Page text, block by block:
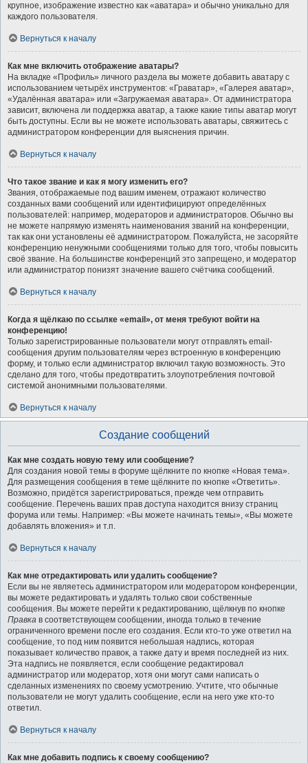
крупное, изображение известно как «аватара» и обычно уникально для
каждого пользователя.
Вернуться к началу
Как мне включить отображение аватары?
На вкладке «Профиль» личного раздела вы можете добавить аватару с
использованием четырёх инструментов: «Граватар», «Галерея аватар»,
«Удалённая аватара» или «Загружаемая аватара». От администратора
зависит, включена ли поддержка аватар, а также какие типы аватар могут
быть доступны. Если вы не можете использовать аватары, свяжитесь с
администратором конференции для выяснения причин.
Вернуться к началу
Что такое звание и как я могу изменить его?
Звания, отображаемые под вашим именем, отражают количество
созданных вами сообщений или идентифицируют определённых
пользователей: например, модераторов и администраторов. Обычно вы
не можете напрямую изменять наименования званий на конференции,
так как они установлены её администратором. Пожалуйста, не засоряйте
конференцию ненужными сообщениями только для того, чтобы повысить
своё звание. На большинстве конференций это запрещено, и модератор
или администратор понизят значение вашего счётчика сообщений.
Вернуться к началу
Когда я щёлкаю по ссылке «email», от меня требуют войти на
конференцию!
Только зарегистрированные пользователи могут отправлять email-
сообщения другим пользователям через встроенную в конференцию
форму, и только если администратор включил такую возможность. Это
сделано для того, чтобы предотвратить злоупотребления почтовой
системой анонимными пользователями.
Вернуться к началу
Создание сообщений
Как мне создать новую тему или сообщение?
Для создания новой темы в форуме щёлкните по кнопке «Новая тема».
Для размещения сообщения в теме щёлкните по кнопке «Ответить».
Возможно, придётся зарегистрироваться, прежде чем отправить
сообщение. Перечень ваших прав доступа находится внизу страниц
форума или темы. Например: «Вы можете начинать темы», «Вы можете
добавлять вложения» и т.п.
Вернуться к началу
Как мне отредактировать или удалить сообщение?
Если вы не являетесь администратором или модератором конференции,
вы можете редактировать и удалять только свои собственные
сообщения. Вы можете перейти к редактированию, щёлкнув по кнопке
Правка в соответствующем сообщении, иногда только в течение
ограниченного времени после его создания. Если кто-то уже ответил на
сообщение, то под ним появится небольшая надпись, которая
показывает количество правок, а также дату и время последней из них.
Эта надпись не появляется, если сообщение редактировал
администратор или модератор, хотя они могут сами написать о
сделанных изменениях по своему усмотрению. Учтите, что обычные
пользователи не могут удалить сообщение, если на него уже кто-то
ответил.
Вернуться к началу
Как мне добавить подпись к своему сообщению?